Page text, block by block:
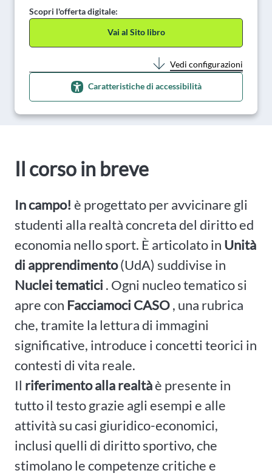
Scopri l'offerta digitale:
Vai al Sito libro
Vedi configurazioni
Caratteristiche di accessibilità
Il corso in breve
In campo! è progettato per avvicinare gli
studenti alla realtà concreta del diritto ed
economia nello sport. È articolato in Unità
di apprendimento(UdA) suddivise in
Nuclei tematici . Ogni nucleo tematico si
apre con Facciamoci CASO, una rubrica
che, tramite la lettura di immagini
significative, introduce i concetti teorici in
contesti di vita reale.
Il riferimento alla realtàè presente in
tutto il testo grazie agli esempi e alle
attività su casi giuridico-economici,
inclusi quelli di diritto sportivo, che
stimolano le competenze critiche e